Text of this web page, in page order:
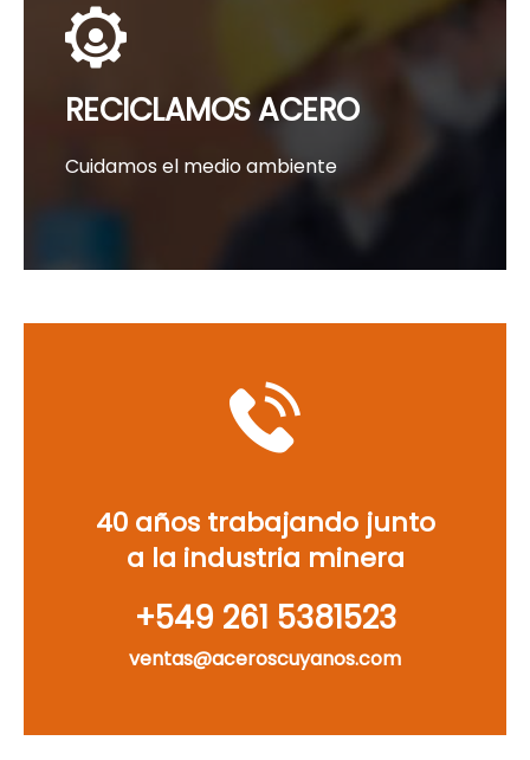
RECICLAMOS ACERO
Cuidamos el medio ambiente
40 años trabajando junto
a la industria minera
‪+549 261 5381523‬
ventas@aceroscuyanos.com